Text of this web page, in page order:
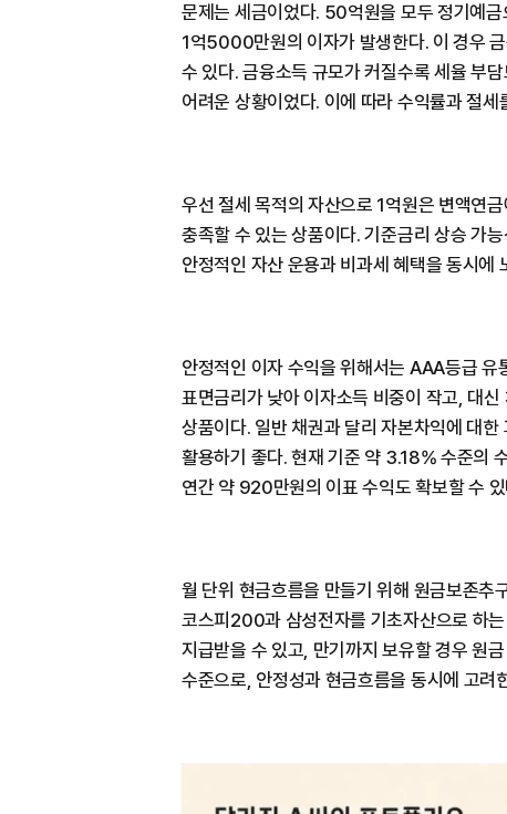
문제는 세금이었다. 50억원을 모두 정기예
1억5000만원의 이자가 발생한다. 이 경우
수 있다. 금융소득 규모가 커질수록 세율 부
어려운 상황이었다. 이에 따라 수익률과 절
우선 절세 목적의 자산으로 1억원은 변액연
충족할 수 있는 상품이다. 기준금리 상승 가
안정적인 자산 운용과 비과세 혜택을 동시에
안정적인 이자 수익을 위해서는 AAA등급
표면금리가 낮아 이자소득 비중이 작고, 대
상품이다. 일반 채권과 달리 자본차익에 대
활용하기 좋다. 현재 기준 약 3.18% 수준의
연간 약 920만원의 이표 수익도 확보할 수
월 단위 현금흐름을 만들기 위해 원금보존
코스피200과 삼성전자를 기초자산으로 하
지급받을 수 있고, 만기까지 보유할 경우 원
수준으로, 안정성과 현금흐름을 동시에 고려